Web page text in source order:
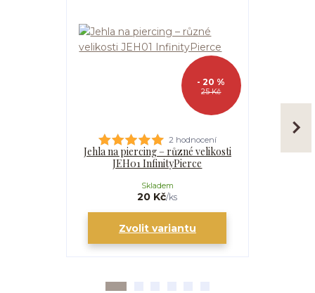
25 Kč
- 20 %
2 hodnocení
Jehla na piercing – různé velikosti
JEH01 InfinityPierce
20 Kč/ks
Skladem
Zvolit variantu